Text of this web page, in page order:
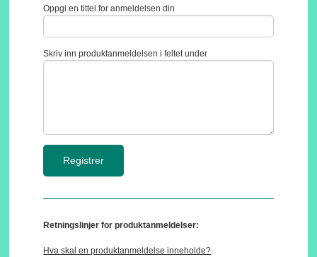
Oppgi en tittel for anmeldelsen din
Skriv inn produktanmeldelsen i feltet under
Retningslinjer for produktanmeldelser:
Hva skal en produktanmeldelse inneholde?